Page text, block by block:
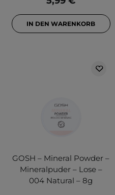
IN DEN WARENKORB
GOSH – Mineral Powder –
Mineralpuder – Lose –
004 Natural – 8g